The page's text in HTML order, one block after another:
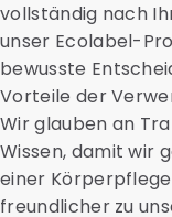
vollständig nach
unser Ecolabel-
bewusste
Vorteile der
Wir glauben an
Wissen, damit wir
einer
freundlicher zu